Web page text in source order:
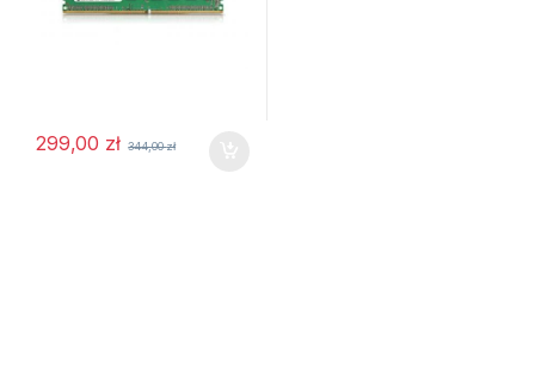
299,00 zł 344,00zł